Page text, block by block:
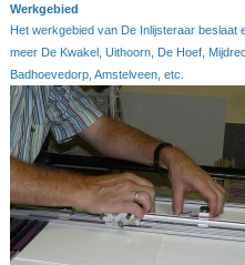
Werkgebied
Het werkgebied van De Inlijsteraar beslaat
meer De Kwakel, Uithoorn, De Hoef,
Badhoevedorp, Amstelveen, etc.